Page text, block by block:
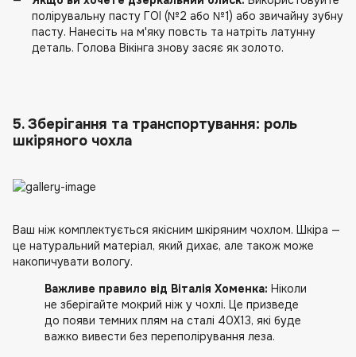
полірувальну пасту ГОІ (№2 або №1) або звичайну зубну
пасту. Нанесіть на м'яку повсть та натріть латунну
деталь. Голова Вікінга знову засяє як золото.
5. Зберігання та транспортування: роль
шкіряного чохла
Ваш ніж комплектується якісним шкіряним чохлом. Шкіра —
це натуральний матеріал, який дихає, але також може
накопичувати вологу.
Важливе правило від Віталія Хоменка: Ніколи
не зберігайте мокрий ніж у чохлі. Це призведе
до появи темних плям на сталі 40Х13, які буде
важко вивести без переполірування леза.